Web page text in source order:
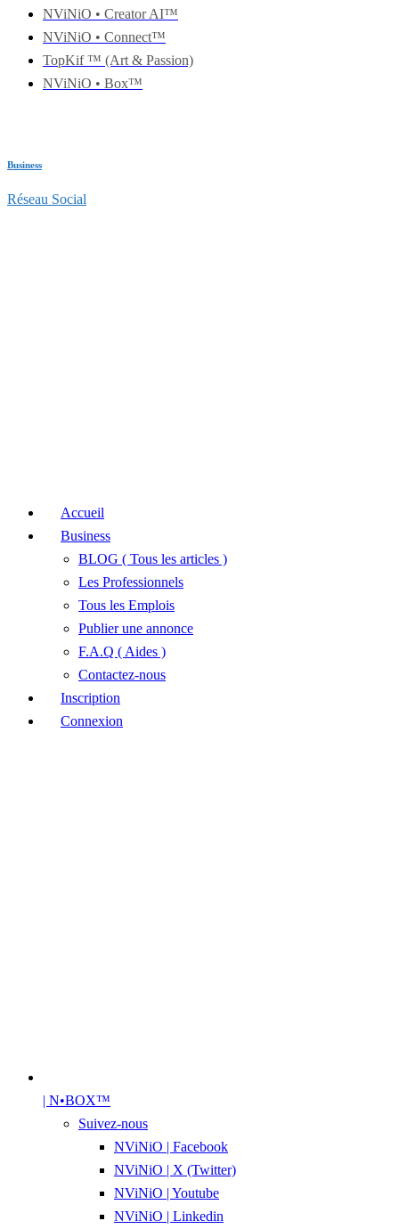
NViNiO • Creator AI™
NViNiO • Connect™
TopKif ™ (Art & Passion)
NViNiO • Box™
Business
Réseau Social
Accueil
Business
BLOG ( Tous les articles )
Les Professionnels
Tous les Emplois
Publier une annonce
F.A.Q ( Aides )
Contactez-nous
Inscription
Connexion
| N•BOX™
Suivez-nous
NViNiO | Facebook
NViNiO | X (Twitter)
NViNiO | Youtube
NViNiO | Linkedin